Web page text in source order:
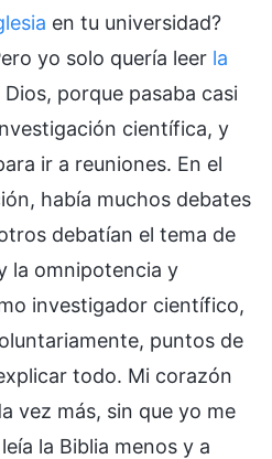
en tu universidad?
yo solo quería leer la
porque pasaba casi
científica, y
ir a reuniones. En el
había muchos debates
debatían el tema de
la omnipotencia y
investigador científico,
puntos de
todo. Mi corazón
vez más, sin que yo me
la Biblia menos y a